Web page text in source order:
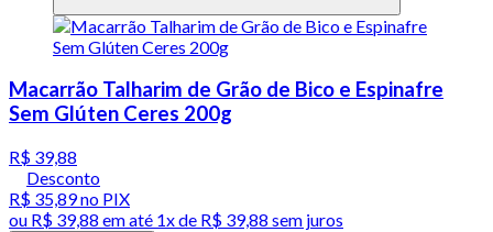
Macarrão Talharim de Grão de Bico e Espinafre
Sem Glúten Ceres 200g
R$ 39,88
Desconto
R$ 35,89no PIX
ou R$ 39,88 em até 1x de R$ 39,88 sem juros